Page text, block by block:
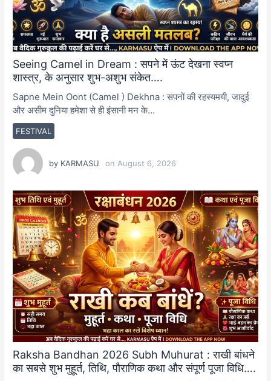
Seeing Camel in Dream : सपने में ऊंट देखना स्वप्न
शास्त्र, के अनुसार शुभ-अशुभ संकेत….
FESTIVAL
Sapne Mein Oont (Camel ) Dekhna : सपनों की रहस्यमयी, जादुई
और असीम दुनिया हमेशा से ही इंसानी मन के…
by KARMASU onAugust 6, 2026
Raksha Bandhan 2026 Subh Muhurat : राखी बांधने
का सबसे शुभ मुहूर्त, तिथि, पौराणिक कथा और संपूर्ण पूजा विधि….